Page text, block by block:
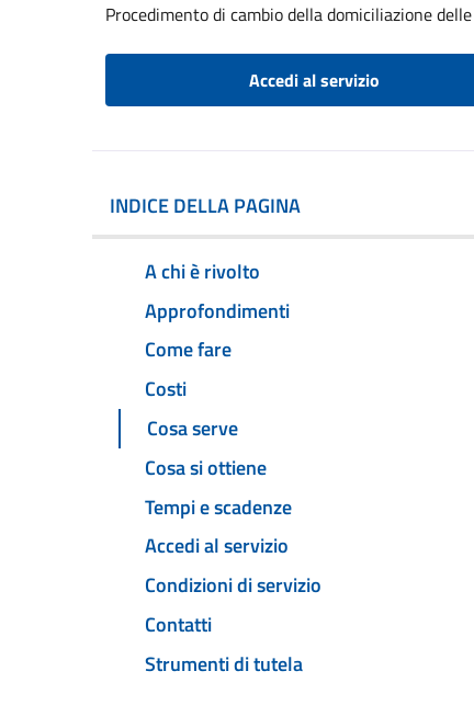
Procedimento di cambio della domiciliazione
Accedi al servizio
INDICE DELLA PAGINA
A chi è rivolto
Approfondimenti
Come fare
Costi
Cosa serve
Cosa si ottiene
Tempi e scadenze
Accedi al servizio
Condizioni di servizio
Contatti
Strumenti di tutela